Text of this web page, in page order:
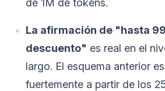
La afirmación de "hasta
descuento" es real en el
largo. El esquema anterior
fuertemente a partir de los